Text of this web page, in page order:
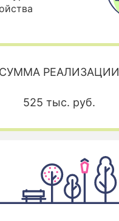
СУММА РЕАЛИЗАЦИИ
525 тыс. руб.